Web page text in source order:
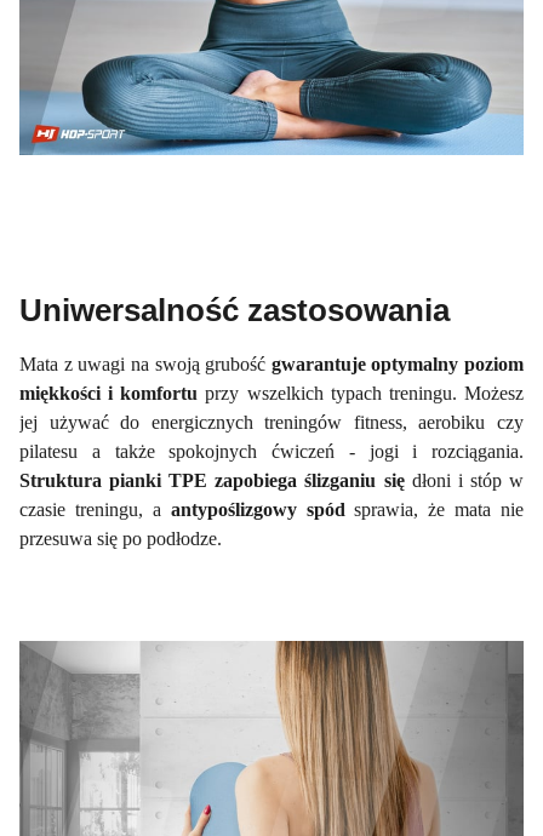
Uniwersalność zastosowania
Mata z uwagi na swoją grubość gwarantuje optymalny poziom
miękkości i komfortuprzy wszelkich typach treningu. Możesz
jej używać do energicznych treningów fitness, aerobiku czy
pilatesu a także spokojnych ćwiczeń - jogi i rozciągania.
Struktura pianki TPE zapobiega ślizganiu się dłoni i stóp w
czasie treningu, a antypoślizgowy spódsprawia, że mata nie
przesuwa się po podłodze.